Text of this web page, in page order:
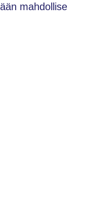
mahdollise